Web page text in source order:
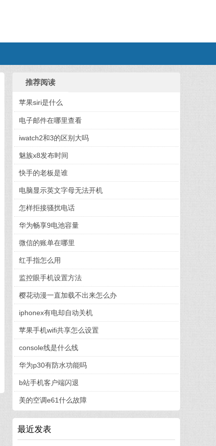
推荐阅读
苹果siri是什么
电子邮件在哪里查看
iwatch2和3的区别大吗
魅族x8发布时间
快手的老板是谁
电脑显示英文字母无法开机
怎样拒接骚扰电话
华为畅享9电池容量
微信的账单在哪里
红手指怎么用
监控眼手机设置方法
樱花动漫一直加载不出来怎么办
iphonex有电却自动关机
苹果手机wifi共享怎么设置
console线是什么线
华为p30有防水功能吗
b站手机客户端闪退
美的空调e61什么故障
最近发表